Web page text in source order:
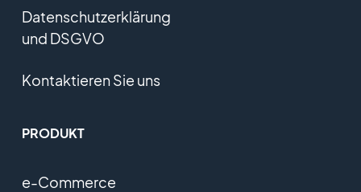
Datenschutzerklärung
und DSGVO
Kontaktieren Sie uns
PRODUKT
e-Commerce